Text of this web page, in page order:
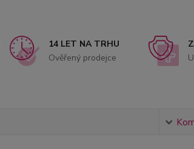
14 LET NA TRHU
Ověřený prodejce